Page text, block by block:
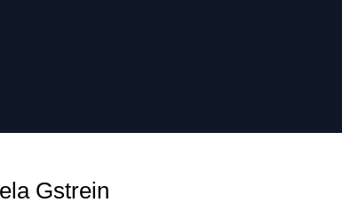
Gstrein